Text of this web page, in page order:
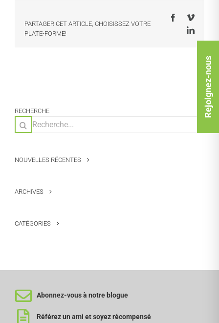
PARTAGER CET ARTICLE, CHOISISSEZ VOTRE
PLATE-FORME!
FacebookVimeo
RECHERCHE
Rechercher:
NOUVELLES RÉCENTES
ARCHIVES
CATÉGORIES
Rejoignez-nous
Abonnez-vous à notre blogue
Référez un ami et soyez récompensé